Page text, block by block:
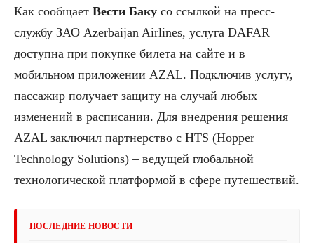
Как сообщает Вести Баку со ссылкой на пресс-
службу ЗАО Azerbaijan Airlines, услуга DAFAR
доступна при покупке билета на сайте и в
мобильном приложении AZAL. Подключив услугу,
пассажир получает защиту на случай любых
изменений в расписании. Для внедрения решения
AZAL заключил партнерство с HTS (Hopper
Technology Solutions) – ведущей глобальной
технологической платформой в сфере путешествий.
ПОСЛЕДНИЕ НОВОСТИ